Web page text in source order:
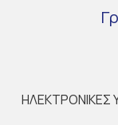
ΗΛΕΚΤΡΟΝΙΚΕΣ